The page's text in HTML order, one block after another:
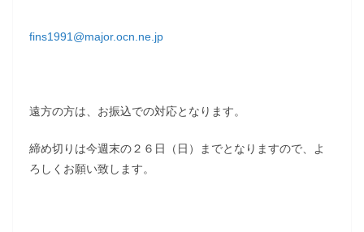
fins1991@major.ocn.ne.jp
遠方の方は、お振込での対応となります。
締め切りは今週末の２６日（日）までとなりますので、よ
ろしくお願い致します。